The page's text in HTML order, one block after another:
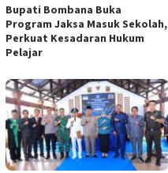
Bupati Bombana Buka
Program Jaksa Masuk Sekolah,
Perkuat Kesadaran Hukum
Pelajar